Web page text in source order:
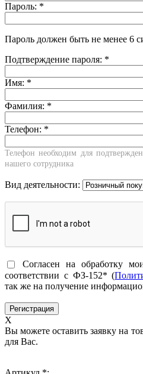
Пароль: *
Пароль должен быть не менее 6
Подтверждение пароля: *
Имя: *
Фамилия: *
Телефон: *
Телефон необходим для
нашего сотрудника
Вид деятельности:
Согласен на обработку
соответствии с ФЗ-152* (
так же на получение
X
Вы можете оставить заявку на
для Вас.